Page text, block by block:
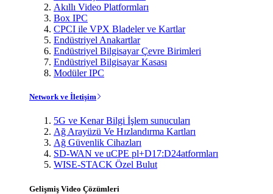
Akıllı Video Platformları
Box IPC
CPCI ile VPX Bladeler ve Kartlar
Endüstriyel Anakartlar
Endüstriyel Bilgisayar Çevre Birimleri
Endüstriyel Bilgisayar Kasası
Modüler IPC
Network ve İletişim
5G ve Kenar Bilgi İşlem sunucuları
Ağ Arayüzü Ve Hızlandırma Kartları
Ağ Güvenlik Cihazları
SD-WAN ve uCPE pl+D17:D24atformları
WISE-STACK Özel Bulut
Gelişmiş Video Çözümleri